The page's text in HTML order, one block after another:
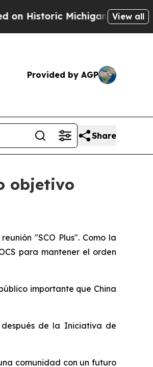
Michigan Win: “People
View all
Provided by AGP
Share
objetivo
"SCO Plus". Como la
para mantener el orden
importante que China
de la Iniciativa de
comunidad con un futuro